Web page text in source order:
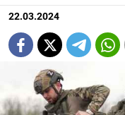
22.03.2024